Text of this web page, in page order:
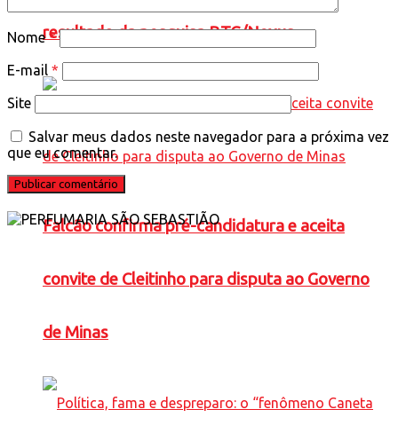
resultado da pesquisa BTG/Nexus
Falcão confirma pré-candidatura e aceita
convite de Cleitinho para disputa ao Governo
de Minas
Nome*
E-mail *
Site
Salvar meus dados neste navegador para a próxima vez
que eu comentar.